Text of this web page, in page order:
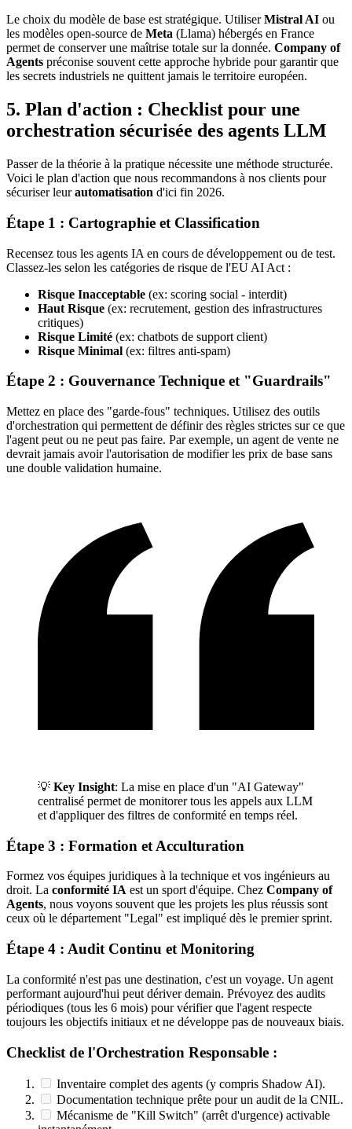
Le choix du modèle de base est stratégique. UtiliserMistral AI ou
les modèles open-source de Meta (Llama) hébergés en France
permet de conserver une maîtrise totale sur la donnée. Company of
Agents préconise souvent cette approche hybride pour garantir que
les secrets industriels ne quittent jamais le territoire européen.
5. Plan d'action : Checklist pour une
orchestration sécurisée des agents LLM
Passer de la théorie à la pratique nécessite une méthode structurée.
Voici le plan d'action que nous recommandons à nos clients pour
sécuriser leurautomatisation d'ici fin 2026.
Étape 1 : Cartographie et Classification
Recensez tous les agents IA en cours de développement ou de test.
Classez-les selon les catégories de risque de l'EU AI Act :
Risque Inacceptable (ex: scoring social - interdit)
Haut Risque (ex: recrutement, gestion des infrastructures
critiques)
Risque Limité (ex: chatbots de support client)
Risque Minimal (ex: filtres anti-spam)
Étape 2 : Gouvernance Technique et "Guardrails"
Mettez en place des "garde-fous" techniques. Utilisez des outils
d'orchestration qui permettent de définir des règles strictes sur ce que
l'agent peut ou ne peut pas faire. Par exemple, un agent de vente ne
devrait jamais avoir l'autorisation de modifier les prix de base sans
une double validation humaine.
💡 Key Insight: La mise en place d'un "AI Gateway"
centralisé permet de monitorer tous les appels aux LLM
et d'appliquer des filtres de conformité en temps réel.
Étape 3 : Formation et Acculturation
Formez vos équipes juridiques à la technique et vos ingénieurs au
droit. La conformité IA est un sport d'équipe. Chez Company of
Agents, nous voyons souvent que les projets les plus réussis sont
ceux où le département "Legal" est impliqué dès le premier sprint.
Étape 4 : Audit Continu et Monitoring
La conformité n'est pas une destination, c'est un voyage. Un agent
performant aujourd'hui peut dériver demain. Prévoyez des audits
périodiques (tous les 6 mois) pour vérifier que l'agent respecte
toujours les objectifs initiaux et ne développe pas de nouveaux biais.
Checklist de l'Orchestration Responsable :
Inventaire complet des agents (y compris Shadow AI).
Documentation technique prête pour un audit de la CNIL.
Mécanisme de "Kill Switch" (arrêt d'urgence) activable